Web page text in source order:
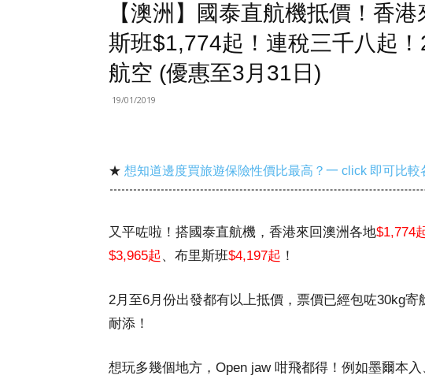
【澳洲】國泰直航機抵價！香
斯班$1,774起！連稅三千八起
航空 (優惠至3月31日)
19/01/2019
★ 想知道邊度買旅遊保險性價比最高？一 click 即可比較
又平咗啦！搭國泰直航機，香港來回澳洲各地$1,774
$3,965起、布里斯班$4,197起 ！
2月至6月份出發都有以上抵價，票價已經包咗30kg
耐添！
想玩多幾個地方，Open jaw 咁飛都得！例如墨爾本入